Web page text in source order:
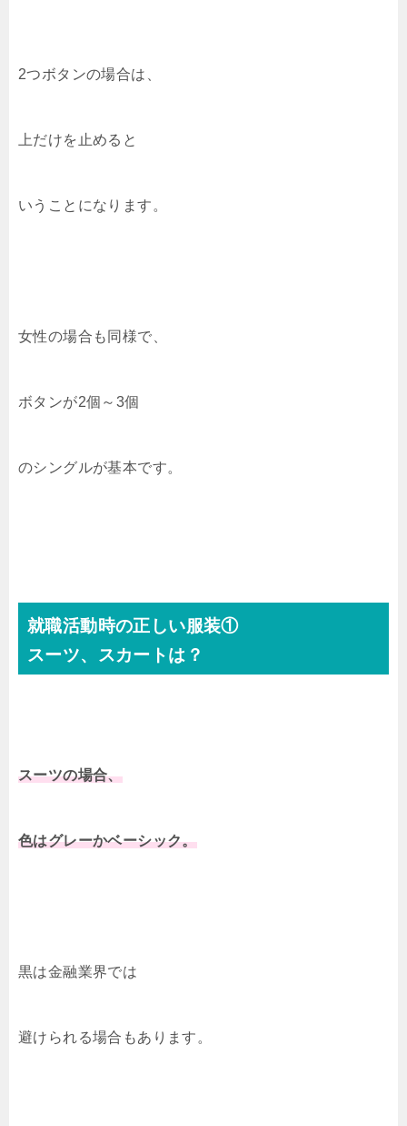
2つボタンの場合は、
上だけを止めると
いうことになります。
女性の場合も同様で、
ボタンが2個～3個
のシングルが基本です。
就職活動時の正しい服装①
スーツ、スカートは？
スーツの場合、
色はグレーかベーシック。
黒は金融業界では
避けられる場合もあります。